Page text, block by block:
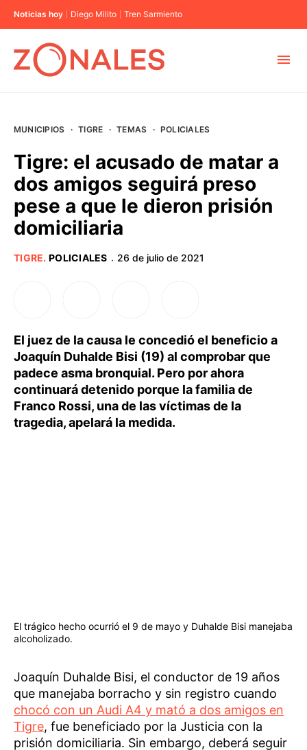
Noticias hoy Diego Milito Tren Sarmiento
BUENOS AIRES
PROVINCIAS
MUNICIPIOS · TIGRE · TEMAS · POLICIALES
Tigre: el acusado de matar a
dos amigos seguirá preso
pese a que le dieron prisión
domiciliaria
TIGRE. POLICIALES · 26 de julio de 2021
El juez de la causa le concedió el beneficio a
Joaquín Duhalde Bisi (19) al comprobar que
padece asma bronquial. Pero por ahora
continuará detenido porque la familia de
Franco Rossi, una de las víctimas de la
tragedia, apelará la medida.
El trágico hecho ocurrió el 9 de mayo y Duhalde Bisi manejaba
alcoholizado.
Joaquín Duhalde Bisi, el conductor de 19 años
que manejaba borracho y sin registro cuando
chocó con un Audi A4 y mató a dos amigos en
Tigre, fue beneficiado por la Justicia con la
prisión domiciliaria. Sin embargo, deberá seguir